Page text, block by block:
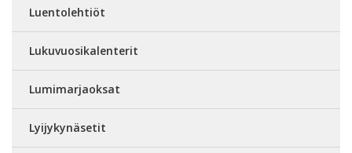
Luentolehtiöt
Lukuvuosikalenterit
Lumimarjaoksat
Lyijykynäsetit